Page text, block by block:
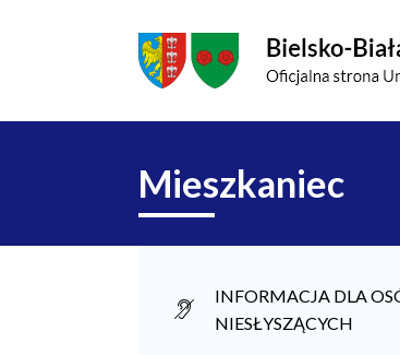
Główna
nawigacja
Mieszkaniec
M
INFORMACJA DLA
NIESŁYSZĄCYCH